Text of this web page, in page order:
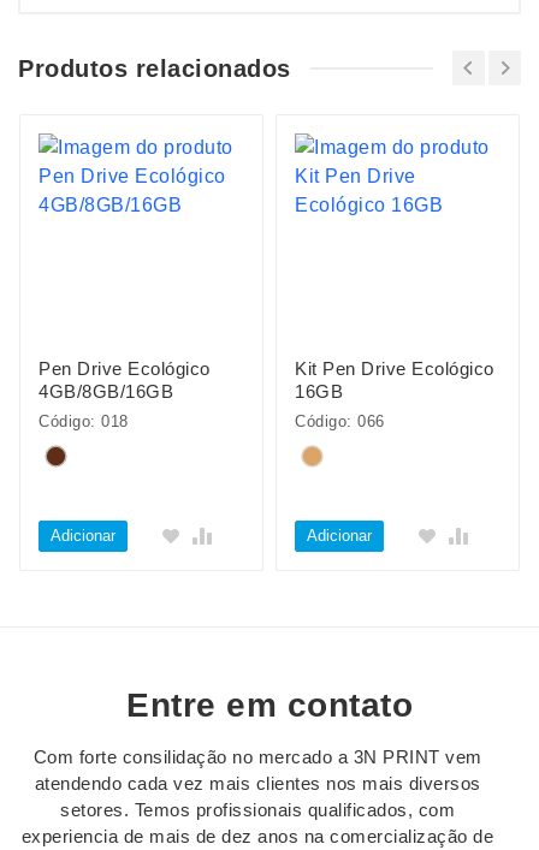
Produtos relacionados
Pen Drive Ecológico
4GB/8GB/16GB
Código: 018
Adicionar
Kit Pen Drive Ecológico
16GB
Código: 066
Adicionar
Entre em contato
Com forte consilidação no mercado a 3N PRINT vem
atendendo cada vez mais clientes nos mais diversos
setores. Temos profissionais qualificados, com
experiencia de mais de dez anos na comercialização de